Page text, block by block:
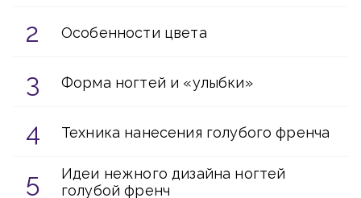
Особенности цвета
Форма ногтей и «улыбки»
Техника нанесения голубого френча
Идеи нежного дизайна ногтей
голубой френч